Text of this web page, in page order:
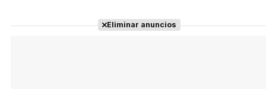
Eliminar anuncios